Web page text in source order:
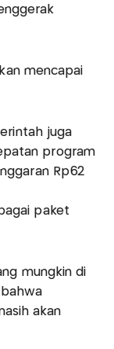
mencapai
juga
program
Rp62
paket
mungkin di
akan